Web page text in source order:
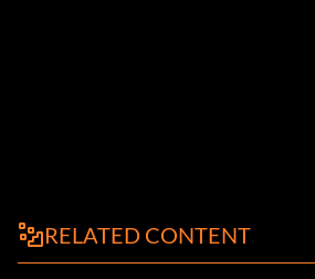
RELATED CONTENT